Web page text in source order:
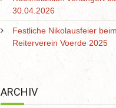
30.04.2026
Festliche Nikolausfeier beim
Reiterverein Voerde 2025
ARCHIV